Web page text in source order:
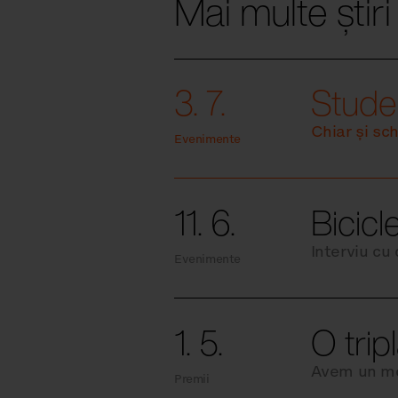
3. 7.
Evenimente Chiar și
11. 6.
Evenimente Interviu cu
1. 5.
Premii
O
Avem un